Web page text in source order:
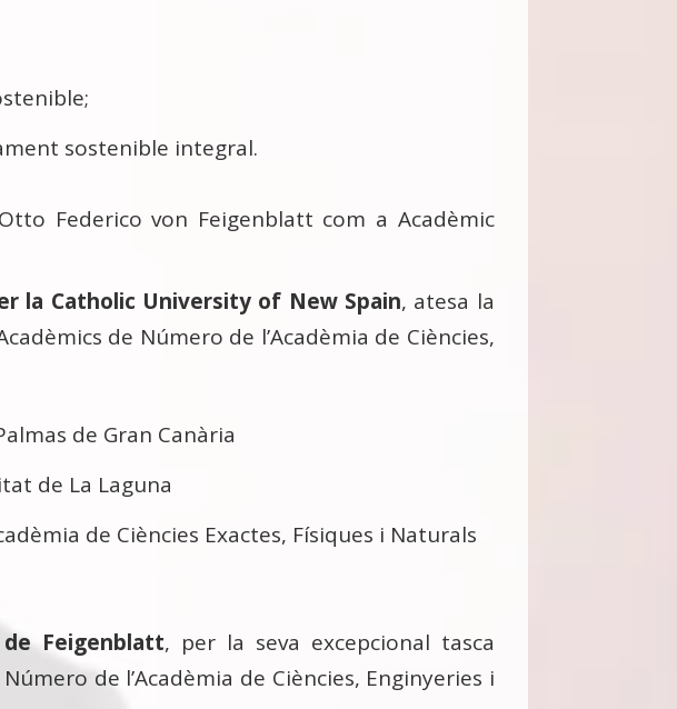
sostenible integral.
Federico von Feigenblatt com a Acadèmic
la Catholic University of New Spain, atesa la
de Número de l’Acadèmia de Ciències,
de Gran Canària
de La Laguna
de Ciències Exactes, Físiques i Naturals
Feigenblatt, per la seva excepcional tasca
de l’Acadèmia de Ciències, Enginyeries i